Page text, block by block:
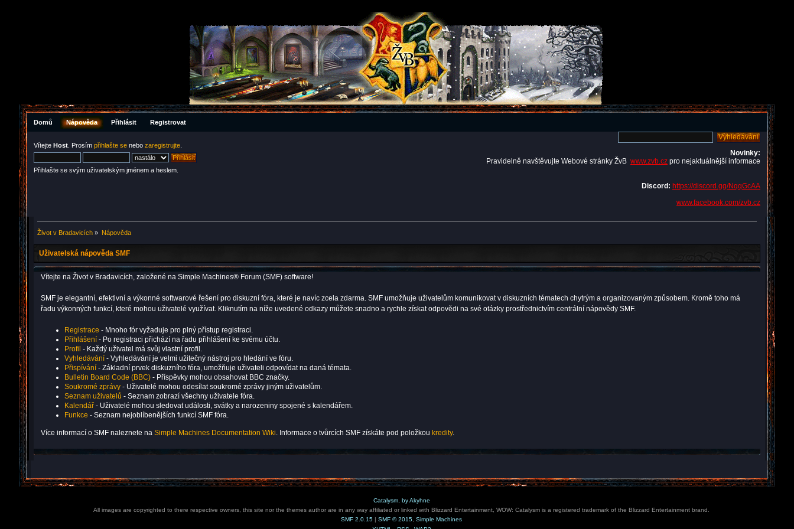
Domů Nápověda Přihlásit Registrovat
Vítejte Host . Prosím přihlašte se nebo zaregistrujte
Přihlašte se svým uživatelským jménem a heslem.
Novinky:
Pravidelně navštěvujte Webové stránky ŽvB www.zvb.cz pro nejaktuálnější informace
Discord: https://discord.gg/NqqGcAA
www.facebook.com/zvb.cz
Život v Bradavicích » Nápověda
Uživatelská nápověda SMF
Vítejte na Život v Bradavicích, založené na Simple Machines® Forum (SMF) software!
SMF je elegantní, efektivní a výkonné softwarové řešení pro diskuzní fóra, které je navíc zcela zdarma. SMF umožňuje uživatelům komunikovat v diskuzních tématech chytrým a organizovaným způsobem. Kromě toho má
řadu výkonných funkcí, které mohou uživatelé využívat. Kliknutím na níže uvedené odkazy můžete snadno a rychle získat odpovědi na své otázky prostřednictvím centrální nápovědy SMF.
Registrace - Mnoho fór vyžaduje pro plný přístup registraci.
Přihlášení - Po registraci přichází na řadu přihlášení ke svému účtu.
Profil - Každý uživatel má svůj vlastní profil.
Vyhledávání - Vyhledávání je velmi užitečný nástroj pro hledání ve fóru.
Přispívání - Základní prvek diskuzního fóra, umožňuje uživateli odpovídat na daná témata.
Bulletin Board Code (BBC)- Příspěvky mohou obsahovat BBC značky.
Soukromé zprávy - Uživatelé mohou odesílat soukromé zprávy jiným uživatelům.
Seznam uživatelů - Seznam zobrazí všechny uživatele fóra.
Kalendář - Uživatelé mohou sledovat události, svátky a narozeniny spojené s kalendářem.
Funkce - Seznam nejoblíbenějších funkcí SMF fóra.
Více informací o SMF naleznete naSimple Machines Documentation Wiki . Informace o tvůrcích SMF získáte pod položkoukredity.
Catalysm, by Akyhne
All images are copyrighted to there respective owners, this site nor the themes author are in any way affiliated or linked with Blizzard Entertainment, WOW: Catalysm is a registered trademark of the Blizzard Entertainment brand.
SMF 2.0.15
SMF © 2015, Simple Machines